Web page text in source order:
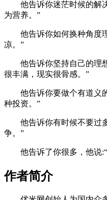
他告诉你迷茫时候的解
为营养。”
他告诉你如何换种角度
凉。”
他告诉你坚持自己的理
很丰满，现实很骨感。”
他告诉你要做个有道义
种投资。”
他告诉你有时候不要过
争。”
他告诉了你很多，他说
作者简介